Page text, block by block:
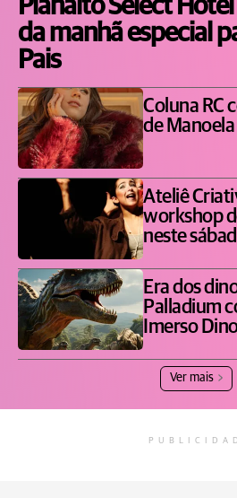
Planalto Select
da manhã especial
Pais
Coluna RC
de
Ateliê
workshop
neste
Era dos
Palladium
Imerso
Ver mais